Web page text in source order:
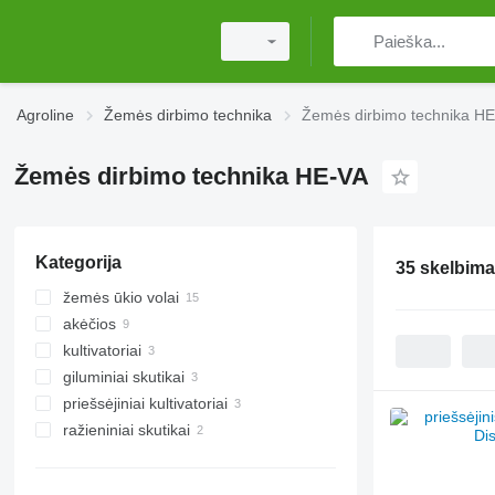
Agroline Žemės dirbimo technika Žemės dirbimo technika
Žemės dirbimo technika HE-VA
Kategorija
žemės ūkio volai
Kembridžo volai
smulkinimo volai
akėčios
spyruoklinių virbalų akėčios
diskinės akėčios
kultivatoriai
giluminiai skutikai
priešsėjiniai kultivatoriai
ražieniniai skutikai
35